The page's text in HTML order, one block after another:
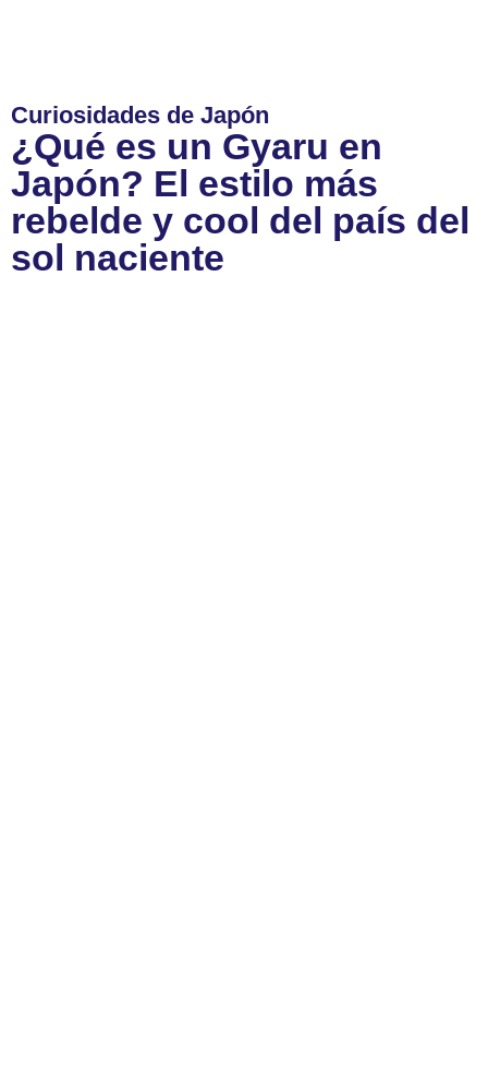
Curiosidades de Japón
¿Qué es un Gyaru en
Japón? El estilo más
rebelde y cool del país del
sol naciente